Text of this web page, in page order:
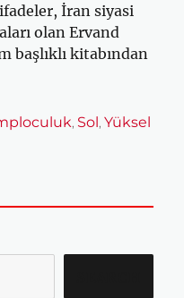
İran siyasi
olan Ervand
başlıklı kitabından
, Sol,Yüksel